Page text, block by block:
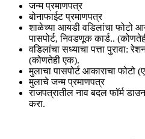
जन्म प्रमाणपत्र
बोनाफाईट प्रमाणपत्र
शाळेच्या आयडी वडिलांचा फोटो
पासपोर्ट, निवडणूक कार्ड..
वडिलांचा सध्याचा पत्ता पुरावा:
(कोणतेही एक).
मुलाचा पासपोर्ट आकाराचा फोटो
मुलाचे जन्म प्रमाणपत्र
राजपत्रातील नाव बदल फॉर्म
करा.